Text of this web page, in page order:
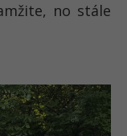
no stále